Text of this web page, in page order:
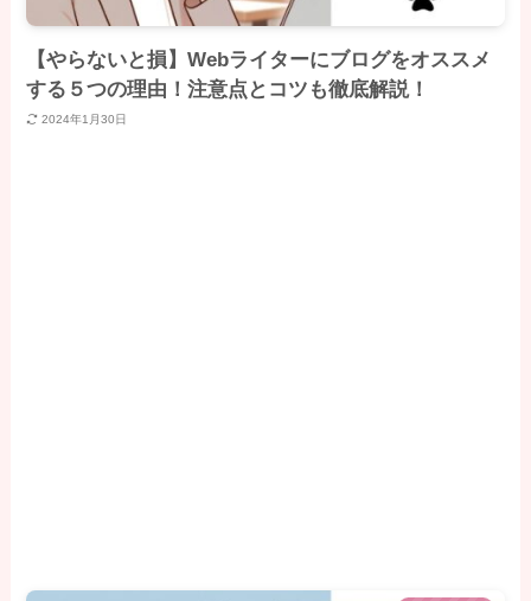
【やらないと損】Webライターにブログをオススメ
する５つの理由！注意点とコツも徹底解説！
2024年1月30日